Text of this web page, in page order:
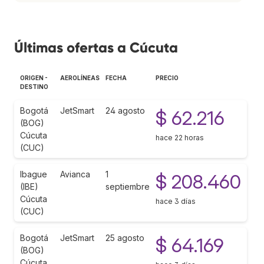
Últimas ofertas a Cúcuta
ORIGEN -
DESTINO
AEROLÍNEAS FECHA PRECIO
Bogotá
(BOG)
Cúcuta
(CUC)
JetSmart 24 agosto $ 62.216
hace 22 horas
Ibague
(IBE)
Cúcuta
(CUC)
Avianca
1
septiembre
$ 208.460
hace 3 días
Bogotá
(BOG)
JetSmart 25 agosto $ 64.169